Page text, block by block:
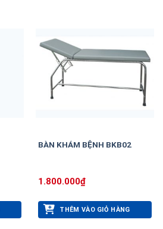
BÀN KHÁM BỆNH BKB02
1.800.000₫
THÊM VÀO GIỎ HÀNG